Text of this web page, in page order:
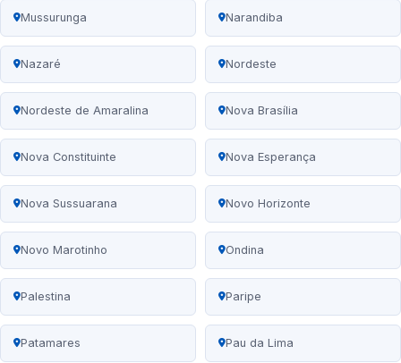
Mussurunga Narandiba
Nazaré Nordeste
Nordeste de Amaralina Nova Brasília
Nova Constituinte Nova Esperança
Nova Sussuarana Novo Horizonte
Novo Marotinho Ondina
Palestina Paripe
Patamares Pau da Lima